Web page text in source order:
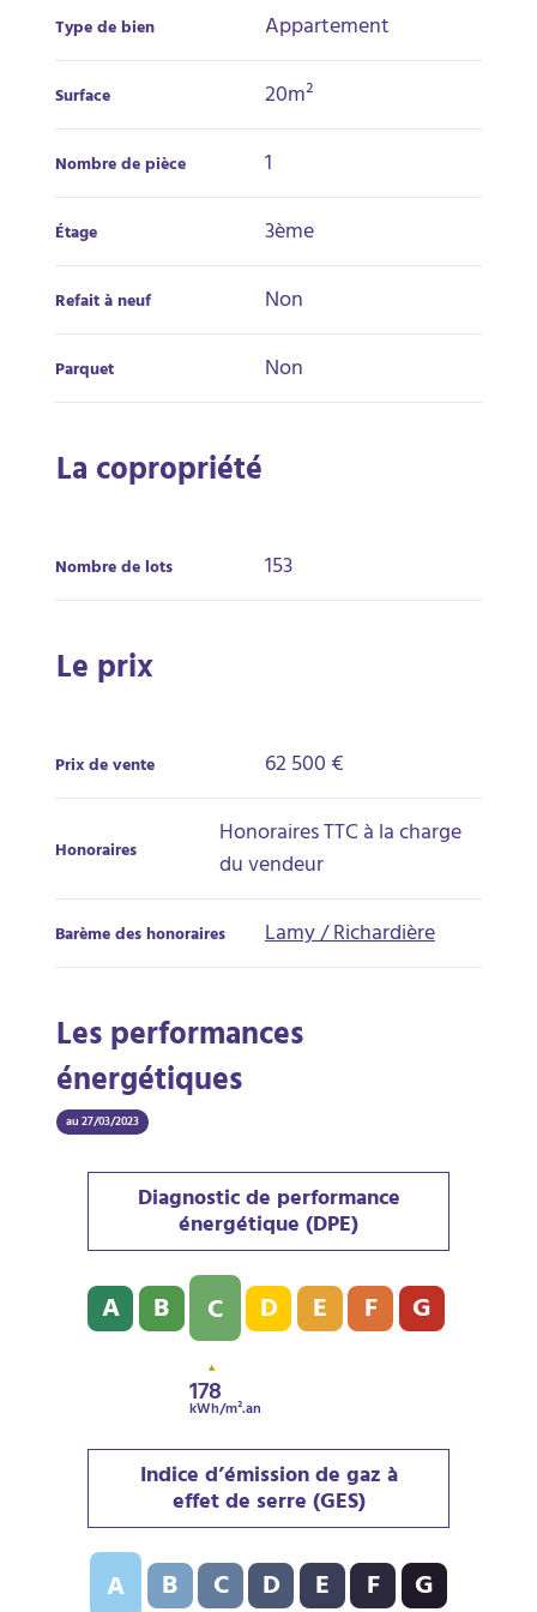
réduire fortement l’imposition sur les loyers grâce aux
amortissements et à la déduction des charges (sous
réserve de votre situation fiscale).- Secteur étudiant à forte
demande, contribuant à la pérennité de l’exploitation et de
la valeur patrimoniale du bien.
Type de bien Appartement
Surface 20m²
Nombre de pièce 1
Étage 3ème
Refait à neuf Non
Parquet Non
La copropriété
Nombre de lots 153
Le prix
Prix de vente 62 500 €
Honoraires Honoraires TTC à la charge
du vendeur
Barème des honoraires Lamy / Richardière
Les performances
énergétiques
au 27/03/2023
Diagnostic de performance
énergétique (DPE)
Diagnostic de performance énergétique (DPE) : C -
A B C
178
kWh/m².an
D E F G
Indice d’émission de gaz à
effet de serre (GES)
Indice d’émission de gaz à effet de serre (GES) : A - 5
A B C D E F G